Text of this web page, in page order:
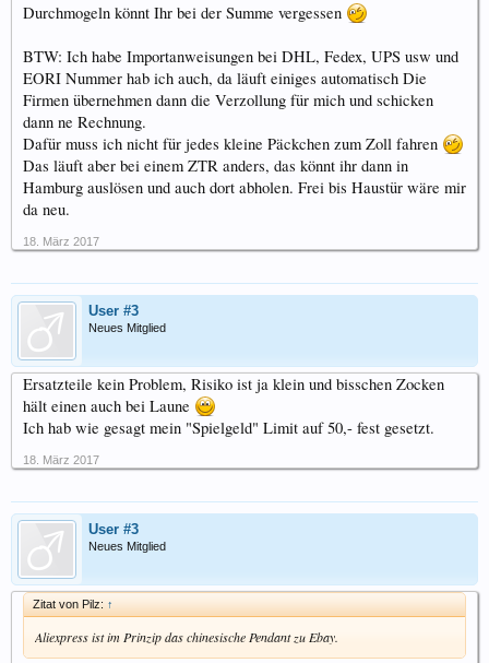
Durchmogeln könnt Ihr bei der Summe vergessen
BTW: Ich habe Importanweisungen bei DHL, Fedex, UPS usw und
EORI Nummer hab ich auch, da läuft einiges automatisch Die
Firmen übernehmen dann die Verzollung für mich und schicken
dann ne Rechnung.
Dafür muss ich nicht für jedes kleine Päckchen zum Zoll fahren
Das läuft aber bei einem ZTR anders, das könnt ihr dann in
Hamburg auslösen und auch dort abholen. Frei bis Haustür wäre mir
da neu.
18. März 2017
User #3
Neues Mitglied
Ersatzteile kein Problem, Risiko ist ja klein und bisschen Zocken
hält einen auch bei Laune
Ich hab wie gesagt mein "Spielgeld" Limit auf 50,- fest gesetzt.
18. März 2017
User #3
Neues Mitglied
Zitat von Pilz: ↑
Aliexpress ist im Prinzip das chinesische Pendant zu Ebay.